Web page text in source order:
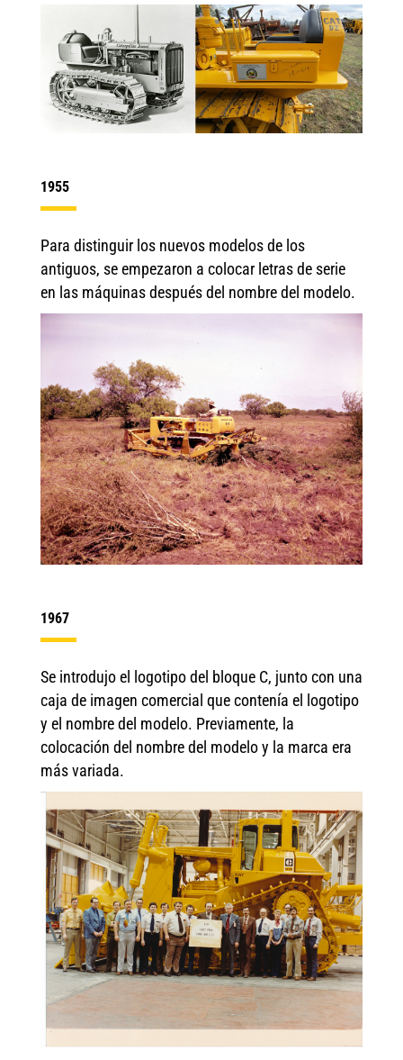
1955
Para distinguir los nuevos modelos de los
antiguos, se empezaron a colocar letras de serie
en las máquinas después del nombre del modelo.
1967
Se introdujo el logotipo del bloque C, junto con una
caja de imagen comercial que contenía el logotipo
y el nombre del modelo. Previamente, la
colocación del nombre del modelo y la marca era
más variada.